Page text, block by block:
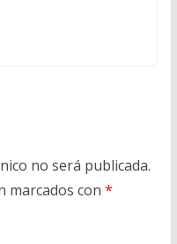
no será publicada.
marcados con *